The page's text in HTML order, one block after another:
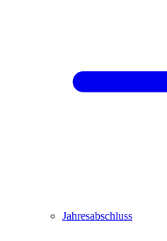
Jahresabschluss